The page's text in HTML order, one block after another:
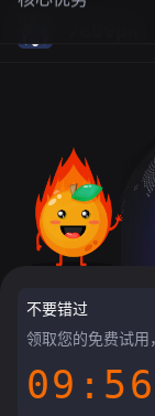
不要错过
领取您的免费试用
09:55